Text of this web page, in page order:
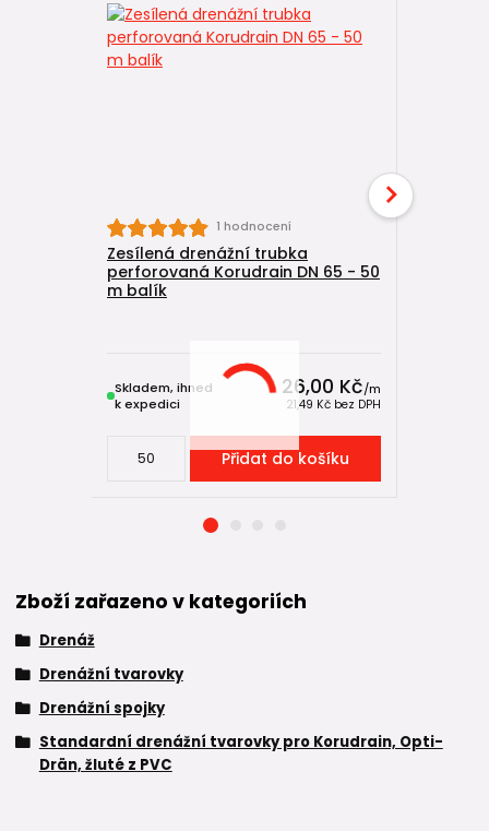
1 hodnocení
Zesílená drenážní trubka
perforovaná Korudrain DN 65 - 50
m balík
26,00 Kč/m
21,49 Kč bez DPH
Skladem, ihned
k expedici
Přidat do košíku
Zboží zařazeno v kategoriích
Drenáž
Drenážní tvarovky
Drenážní spojky
Standardní drenážní tvarovky pro Korudrain, Opti-
Drän, žluté z PVC